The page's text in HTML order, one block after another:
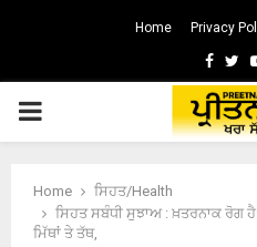
Home Privacy
PRIMARY
Home
ਸਿਹਤ/Health
ਸਿਹਤ ਸਬੰਧੀ ਸੁਝਾਅ : ਖ਼ਤਰਨਾਕ ਰੋਗ
ਮਿੱਥਾਂ ਤੇ ਤੱਥ,